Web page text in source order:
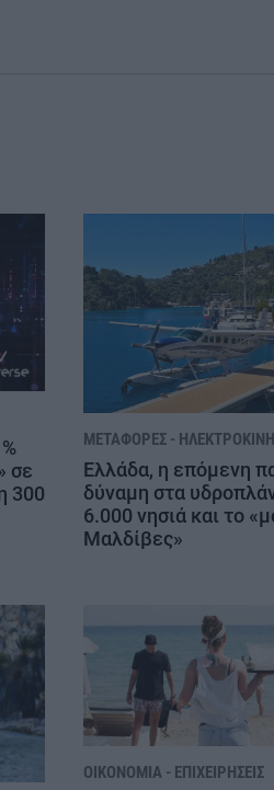
σε
300
ΜΕΤΑΦΟΡΈΣ -
Ελλάδα, η επόμενη
δύναμη στα
6.000 νησιά και το
Μαλδίβες»
ΟΙΚΟΝΟΜΊΑ - ΕΠΙΧΕΙΡΉΣΕΙΣ